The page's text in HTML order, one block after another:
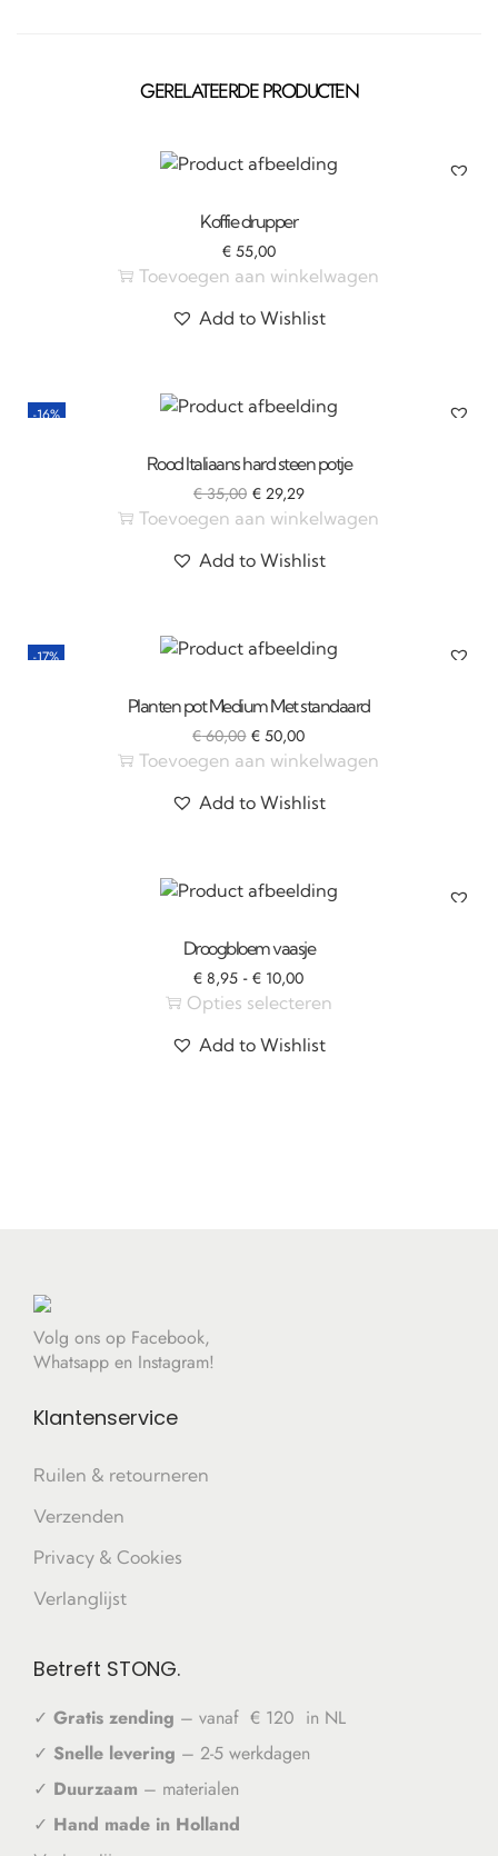
GERELATEERDE PRODUCTEN
Koffie drupper
€55,00
Toevoegen aan winkelwagen
Add to Wishlist
-16%
Rood Italiaans hard steen potje
€35,00 €29,29
Toevoegen aan winkelwagen
Add to Wishlist
-17%
Planten pot Medium Met standaard
€60,00 € 50,00
Toevoegen aan winkelwagen
Add to Wishlist
Droogbloem vaasje
€ 8,95 - € 10,00
Opties selecteren
Add to Wishlist
Volg ons op Facebook,
Whatsapp en Instagram!
Klantenservice
Ruilen & retourneren
Verzenden
Privacy & Cookies
Verlanglijst
Betreft STONG.
✓ Gratis zending – vanaf € 120 in NL
✓ Snelle levering – 2-5 werkdagen
✓ Duurzaam – materialen
✓ Hand made in Holland